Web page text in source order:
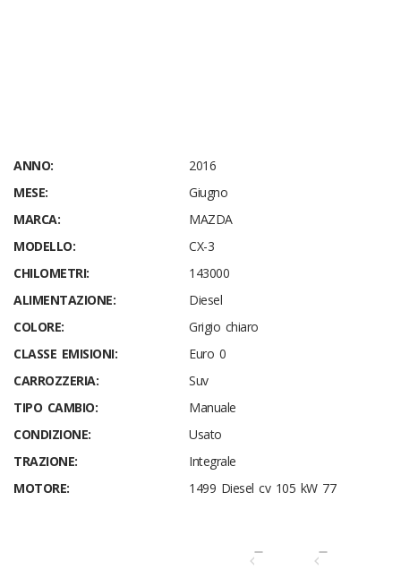
ANNO:
2016
MESE:
Giugno
MARCA:
MAZDA
MODELLO:
CX-3
CHILOMETRI:
143000
ALIMENTAZIONE:
Diesel
COLORE:
Grigio chiaro
CLASSE EMISIONI:
Euro 0
CARROZZERIA:
Suv
TIPO CAMBIO:
Manuale
CONDIZIONE:
Usato
TRAZIONE:
Integrale
MOTORE:
1499 Diesel cv 105 kW 77